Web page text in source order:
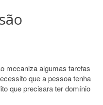
mecaniza algumas tarefas
que a pessoa tenha
que precisara ter domínio